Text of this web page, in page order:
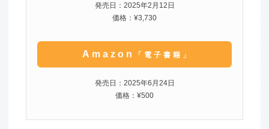
発売日：2025年2月12日
価格：¥3,730
Amazon 「電子書籍」
発売日：2025年6月24日
価格：¥500